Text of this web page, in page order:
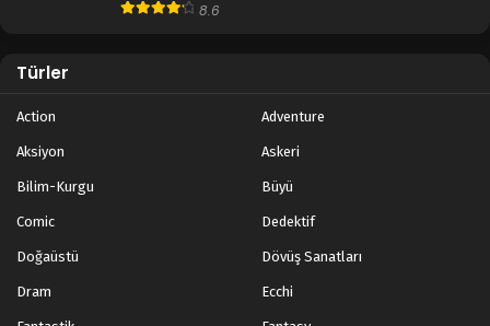
8.6
Türler
Action Adventure
Aksiyon Askeri
Bilim-Kurgu Büyü
Comic Dedektif
Doğaüstü Dövüş Sanatları
Dram Ecchi